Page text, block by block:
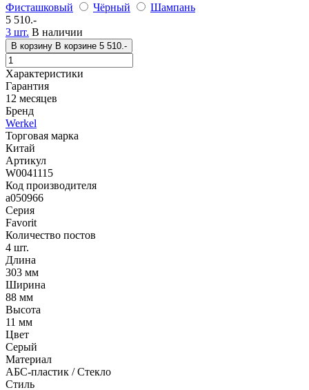
Фисташковый
Чёрный
Шампань
5 510.-
3 шт. В наличии
В корзину В корзине 5 510.-
Характеристики
Гарантия
12 месяцев
Бренд
Werkel
Торговая марка
Китай
Артикул
W0041115
Код производителя
a050966
Серия
Favorit
Количество постов
4 шт.
Длина
303 мм
Ширина
88 мм
Высота
11 мм
Цвет
Серый
Материал
АБС-пластик / Стекло
Стиль